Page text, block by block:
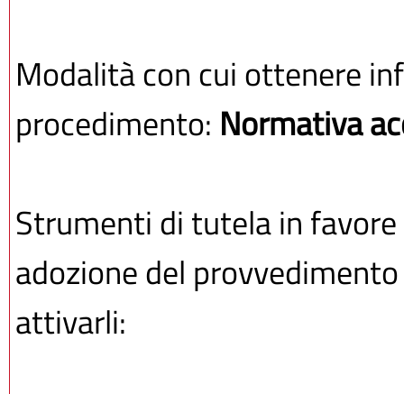
Modalità con cui ottenere
procedimento: Normativa
Strumenti di tutela in
adozione del
attivarli: